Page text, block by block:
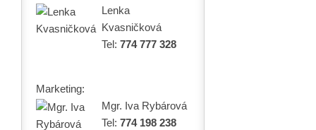
Lenka
Kvasničková
Tel: 774 777 328
Marketing:
Mgr. Iva Rybárová
Tel: 774 198 238